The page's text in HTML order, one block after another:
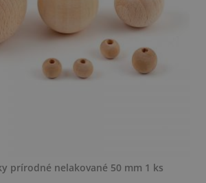
prírodné nelakované 50 mm 1 ks